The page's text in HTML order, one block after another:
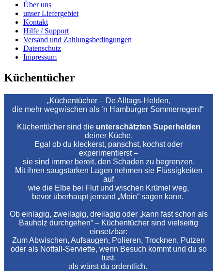
Über uns
unser Liefergebiet
Kontakt
Hilfe / Support
Versand und Zahlungsbedingungen
Datenschutz
Impressum
Küchentücher
„Küchentücher – De Alltags‑Helden,
die mehr wegwischen als ’n Hamburger Sommerregen!“
Küchentücher sind die unterschätzten Superhelden
deiner Küche.
Egal ob du kleckerst, panschst, kochst oder
experimentierst –
sie sind immer bereit, den Schaden zu begrenzen.
Mit ihren saugstarken Lagen nehmen sie Flüssigkeiten
auf
wie die Elbe bei Flut und wischen Krümel weg,
bevor überhaupt jemand „Moin“ sagen kann.
Ob einlagig, zweilagig, dreilagig oder „kann fast schon als
Bauholz durchgehen“ – Küchentücher sind vielseitig
einsetzbar:
Zum Abwischen, Aufsaugen, Polieren, Trocknen, Putzen
oder als Notfall‑Serviette, wenn Besuch kommt und du so
tust,
als wärst du ordentlich.